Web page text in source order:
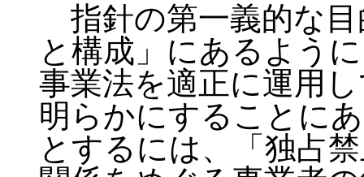
指針の第一義的な目
と構成」にあるよう
事業法を適正に運用
明らかにすることに
とするには、「独占